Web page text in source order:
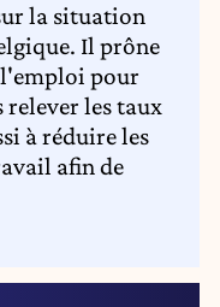
la situation
Il prône
l'emploi pour
relever les taux
à réduire les
afin de